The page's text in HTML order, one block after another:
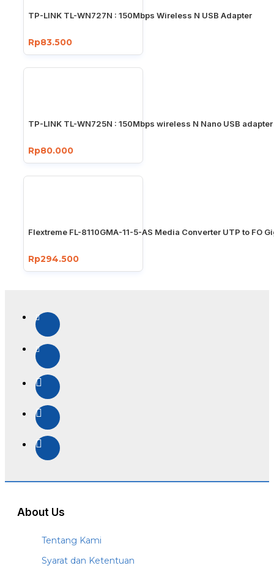
TP-LINK TL-WN727N : 150Mbps Wireless N USB Adapter
Rp83.500
TP-LINK TL-WN725N : 150Mbps wireless N Nano USB adapter
Rp80.000
Flextreme FL-8110GMA-11-5-AS Media Converter UTP to FO
Rp294.500
About Us
Tentang Kami
Syarat dan Ketentuan